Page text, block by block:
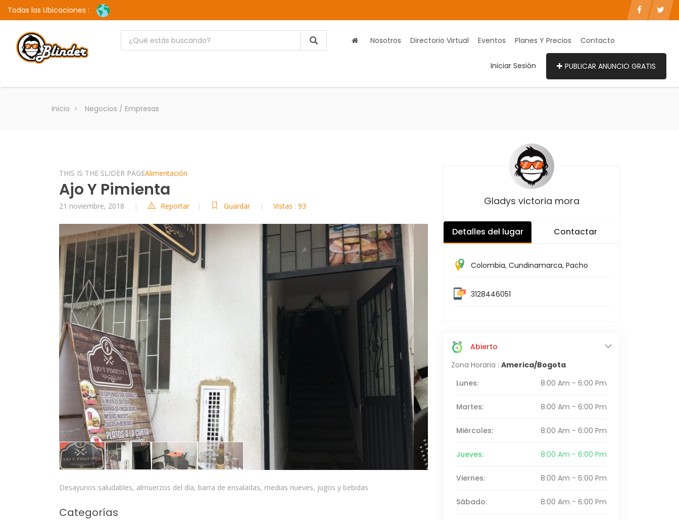
Todas las Ubicaciones :
Nosotros Directorio Virtual Eventos Planes Y Precios Contacto
Iniciar Sesión PUBLICAR ANUNCIO GRATIS
Inicio Negocios / Empresas
THIS IS THE SLIDER PAGEAlimentación
Ajo Y Pimienta
21 noviembre, 2018 Reportar Guardar Vistas : 93
Desayunos saludables, almuerzos del día, barra de ensaladas, medias nueves, jugos y bebidas
Categorías
Gladys victoria mora
Detalles del lugar Contactar
Colombia, Cundinamarca, Pacho
3128446051
Abierto
Zona Horaria : America/Bogota
Lunes:
8:00 Am - 6:00 Pm
Martes: 8:00 Am - 6:00 Pm
Miércoles: 8:00 Am - 6:00 Pm
Jueves: 8:00 Am - 6:00 Pm
Viernes: 8:00 Am - 6:00 Pm
Sábado: 8:00 Am - 6:00 Pm